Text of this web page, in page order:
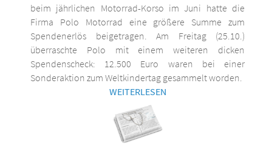
beim jährlichen Motorrad-Korso im Juni hatte die
Firma Polo Motorrad eine größere Summe zum
Spendenerlös beigetragen. Am Freitag (25.10.)
überraschte Polo mit einem weiteren dicken
Spendenscheck: 12.500 Euro waren bei einer
Sonderaktion zum Weltkindertag gesammelt worden.
WEITERLESEN